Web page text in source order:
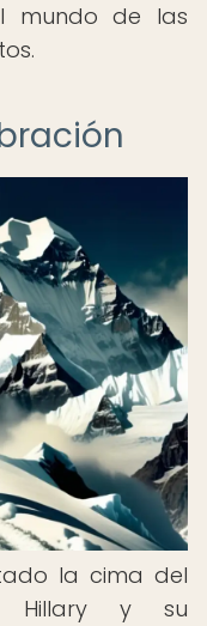
mundo de las
la cima del
Hillary y su